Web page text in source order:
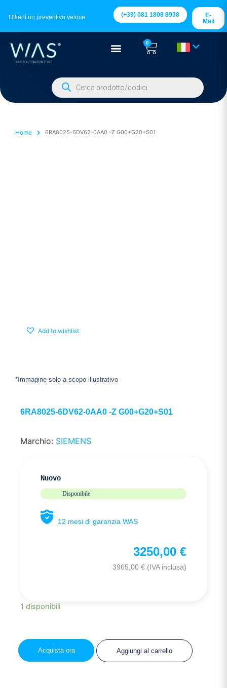
Ottieni un preventivo veloce (+39) 081 1808 8938
E-
Mail
0
Home 6RA8025-6DV62-0AA0 -Z G00+G20+S01
Add to wishlist
*Immagine solo a scopo illustrativo
6RA8025-6DV62-0AA0 -Z G00+G20+S01
Marchio: SIEMENS
Nuovo
Disponibile
12 mesi di garanzia WAS
3250,00 €
3965,00 € (IVA inclusa)
1 disponibili
Aggiungi al carrello
Acquista ora